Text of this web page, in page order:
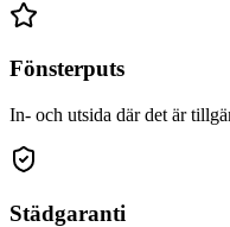
Fönsterputs
In- och utsida där det är
Städgaranti